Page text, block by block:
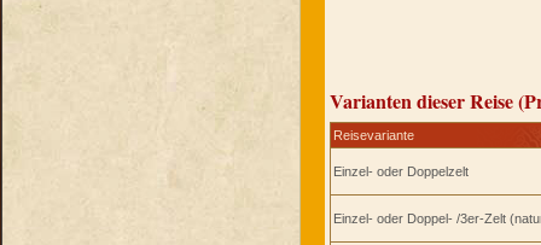
Varianten dieser Reise
Reisevariante
Einzel- oder Doppelzelt
Einzel- oder Doppel- /3er-Zelt